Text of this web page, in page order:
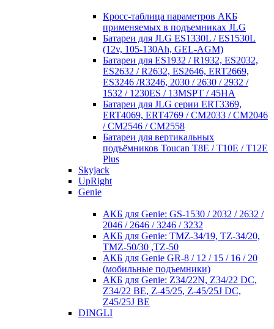
Кросc-таблица параметров АКБ
применяемых в подъемниках JLG
Батареи для JLG ES1330L / ES1530L
(12v, 105-130Ah, GEL-AGM)
Батареи для ES1932 / R1932, ES2032,
ES2632 / R2632, ES2646, ERT2669,
ES3246 /R3246, 2030 / 2630 / 2932 /
1532 / 1230ES / 13MSPT / 45HA
Батареи для JLG серии ERT3369,
ERT4069, ERT4769 / CM2033 / CM2046
/ CM2546 / CM2558
Батареи для вертикальных
подъёмников Toucan T8E / T10E / T12E
Plus
Skyjack
UpRight
Genie
АКБ для Genie: GS-1530 / 2032 / 2632 /
2046 / 2646 / 3246 / 3232
АКБ для Genie: TMZ-34/19, TZ-34/20,
TMZ-50/30 ,TZ-50
АКБ для Genie GR-8 / 12 / 15 / 16 / 20
(мобильные подъемники)
АКБ для Genie: Z34/22N, Z34/22 DC,
Z34/22 BE, Z-45/25, Z-45/25J DC,
Z45/25J BE
DINGLI